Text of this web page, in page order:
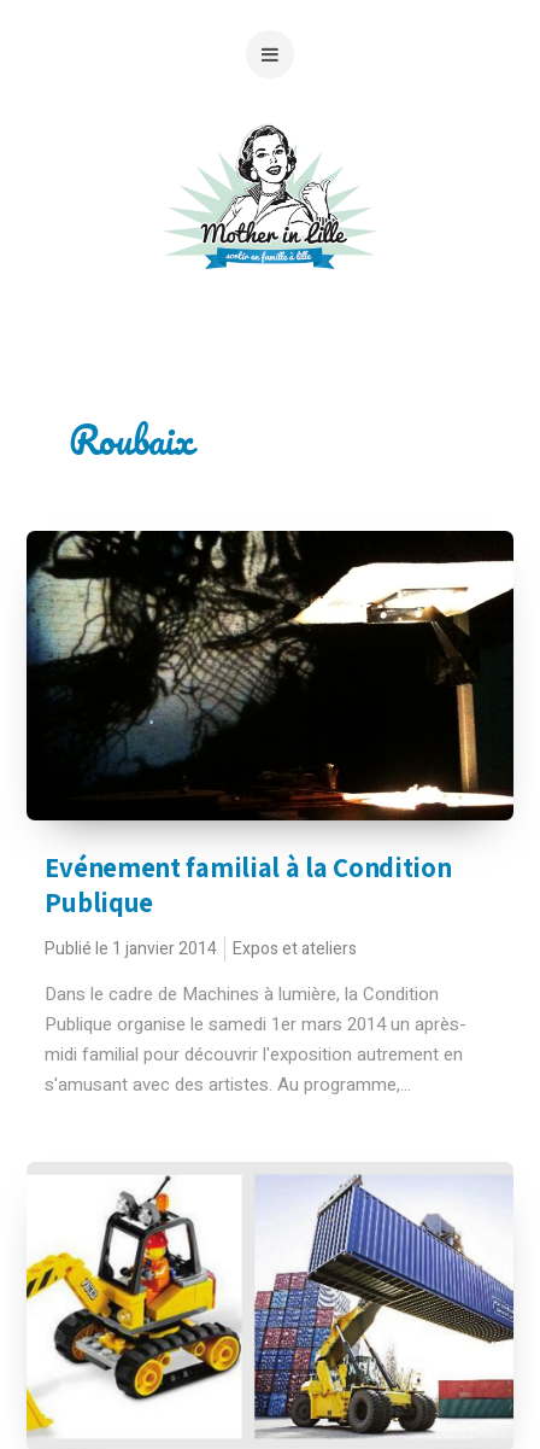
Roubaix
Evénement familial à la Condition
Publique
Publié le 1 janvier 2014 Expos et ateliers
Dans le cadre de Machines à lumière, la Condition
Publique organise le samedi 1er mars 2014 un après-
midi familial pour découvrir l'exposition autrement en
s'amusant avec des artistes. Au programme,...